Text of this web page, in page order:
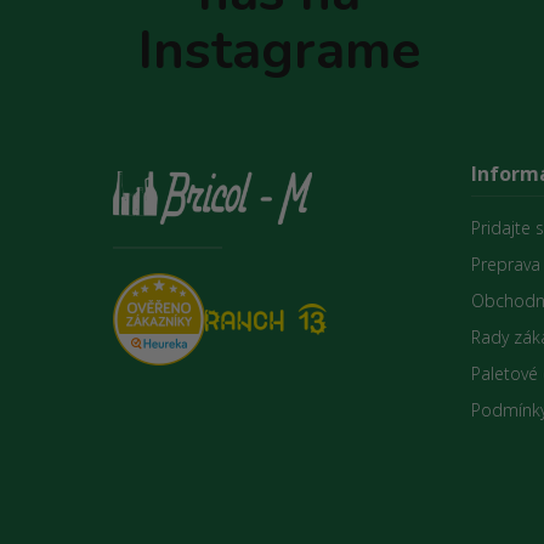
Instagrame
Pridajte
Rady